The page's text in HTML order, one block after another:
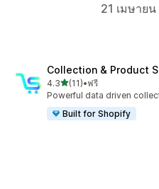
21 เมษายน
Collection & Product
4.3เต็ม 5 ดาว
(11)
ทั้งหมด 11 รีวิว
•ฟรี
Powerful data driven
Built for Shopify